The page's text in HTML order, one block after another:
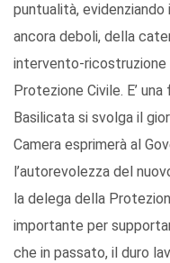
puntualità,
ancora deboli, della
intervento-ricostruzione
Protezione Civile. E’
Basilicata si svolga il
Camera esprimerà al
l’autorevolezza del
la delega della
importante per
che in passato, il duro